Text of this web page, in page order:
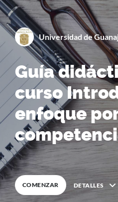
% COMPLETA
By
Universidad de
Guía
curso
enfoque
COMENZAR DETALLES